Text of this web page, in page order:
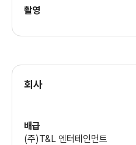
오마르 디우
(리치)
촬영
회사
배급
(주)T&L 엔터테인먼트